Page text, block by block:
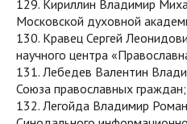
129. Кириллин Владимир
Московской духовной
130. Кравец Сергей
научного центра
131. Лебедев Валентин
Союза православных граждан;
132. Легойда Владимир